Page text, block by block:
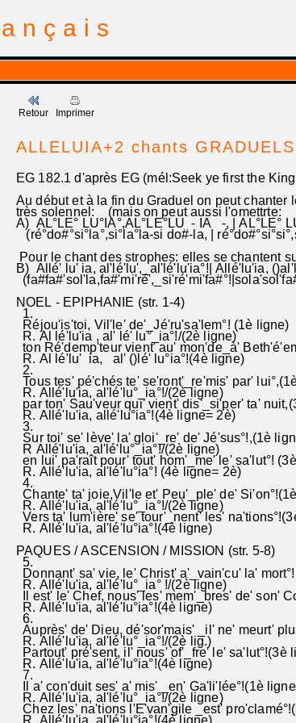
Retour Imprimer
ALLELUIA+2 chants
EG 182.1 d'après EG (mél:Seek ye first the
Au début et à la fin du Graduel on peut chanter
très solennel: (mais on peut aussi l'omettrte:
A) AL°LE° LU°IA°,AL°LE°LU - IA -, | AL°LE°
(ré°do#°si°la°,si°la°la-si do#-la, |
Pour le chant des strophes: elles se chantent
B) Allé' lu' ia, al'lé'lu',_al'lé'lu'ia°!| Allé'lu'ia,
NOEL - EPIPHANIE (str. 1-4)
1.
Réjou'is'toi, Vil'le' de'_Jé'ru'sa'lem°! (1è ligne)
R. Al lé'lu'ia , al' lé' lu°_ia°!/(2è ligne)
ton Ré'demp'teur vient' au' mon'de_à'
R. Al lé'lu' ia, al' ()lé' lu°ia°!(4è ligne)
2.
Tous tes' pé'chés te' se'ront'_re'mis' par'
R. Allé'lu'ia, al'lé'lu°_ia°!/(2è ligne)
par ton' Sau'veur qui' vient' dis'_si'per' ta'
R. Allé'lu'ia, allé'lu°ia°!(4è ligne= 2è)
3.
Sur toi' se' lève' la' gloi'_re' de' Jé'sus°!,(1è
R Allé'lu'ia, al'lé'lu°_ia°!/(2è ligne)
en lui' pa'raît pour' tout' hom'_me' le' sa'lut°!
R. Allé'lu'ia, al'lé'lu°ia°! (4è ligne= 2è)
4.
Chante' ta' joie,Vil'le et' Peu'_ple' de'
R. Allé'lu'ia, al'lé'lu°_ia°!/(2è ligne)
Vers ta' lum'ière' se' tour'_nent' les'
R. Allé'lu'ia, al'lé'lu°ia°!(4è ligne)
PAQUES / ASCENSION / MISSION (str. 5-8)
5.
Donnant' sa' vie, le' Christ' a'_vain'cu' la'
R. Allé'lu'ia, al'lé'lu°_ia° !/(2è ligne)
Il est' le' Chef, nous' les' mem'_bres' de' son'
R. Allé'lu'ia, al'lé'lu°ia°!(4è ligne)
6.
Auprès' de' Dieu, dé'sor'mais' _il' ne' meurt'
R. Allé'lu'ia, al'lé'lu°_ia°!/(2è lig.)
Partout' pré'sent, il' nous' of'_fre' le' sa'lut°!(3è
R. Allé'lu'ia, al'lé'lu°ia°!(4è ligne)
7.
Il a' con'duit ses' a' mis' _en' Ga'li'lée°!(1è
R. Allé'lu'ia, al'lé'lu°_ia°!/(2è ligne)
Chez les' na'tions l'E'van'gile _est'
R. Allé'lu'ia, al'lé'lu°ia°!(4è ligne)